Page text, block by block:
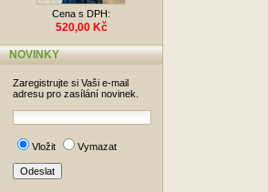
Cena s DPH:
520,00 Kč
NOVINKY
Zaregistrujte si Vaši e-mail
adresu pro zasílání novinek.
Vložit Vymazat